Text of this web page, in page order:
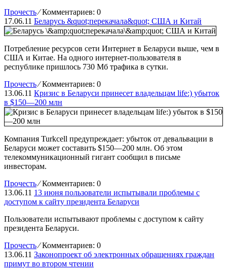
Прочесть ⁄Комментариев: 0
17.06.11 Беларусь &quot;перекачала&quot; США и Китай
Потребление ресурсов сети Интернет в Беларуси выше, чем в
США и Китае. На одного интернет-пользователя в
республике пришлось 730 Мб трафика в сутки.
Прочесть ⁄Комментариев: 0
13.06.11 Кризис в Беларуси принесет владельцам life:) убыток
в $150—200 млн
Компания Turkcell предупреждает: убыток от девальвации в
Беларуси может составить $150—200 млн. Об этом
телекоммуникационный гигант сообщил в письме
инвесторам.
Прочесть ⁄Комментариев: 0
13.06.11 13 июня пользователи испытывали проблемы с
доступом к cайту президента Беларуси
Пользователи испытывают проблемы с доступом к сайту
президента Беларуси.
Прочесть ⁄Комментариев: 0
13.06.11 Законопроект об электронных обращениях граждан
примут во втором чтении